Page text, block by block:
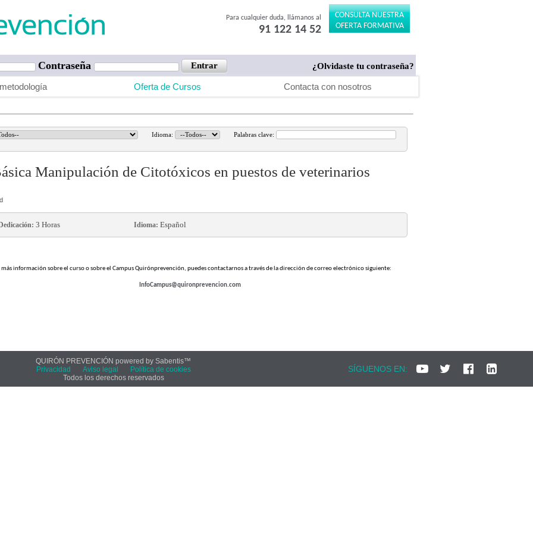
Para cualquier duda, llámanos al
91 122 14 52
CONSULTA NUESTRA
OFERTA FORMATIVA
Contraseña ¿Olvidaste tu contraseña?
Oferta de Cursos Contacta con nosotros
Idioma: Palabras clave:
Manipulación de Citotóxicos en puestos de veterinarios
3 Horas Idioma: Español
más información sobre el curso o sobre el Campus Quirónprevención, puedes contactarnos a través de la dirección de correo electrónico siguiente:
InfoCampus@quironprevencion.com
QUIRÓN PREVENCIÓN powered by Sabentis™
Privacidad
Aviso legal
Política de cookies
Todos los derechos reservados
SÍGUENOS EN: